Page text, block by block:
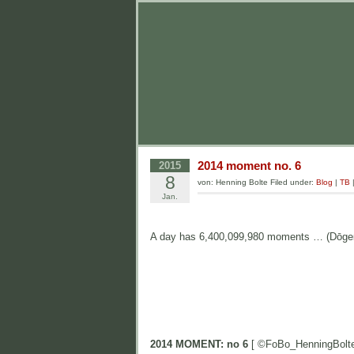
2015
8
Jan.
2014 moment no. 6
von: Henning Bolte Filed under: Blog | TB |
A day has 6,400,099,980 moments …
2014 MOMENT: no 6 [